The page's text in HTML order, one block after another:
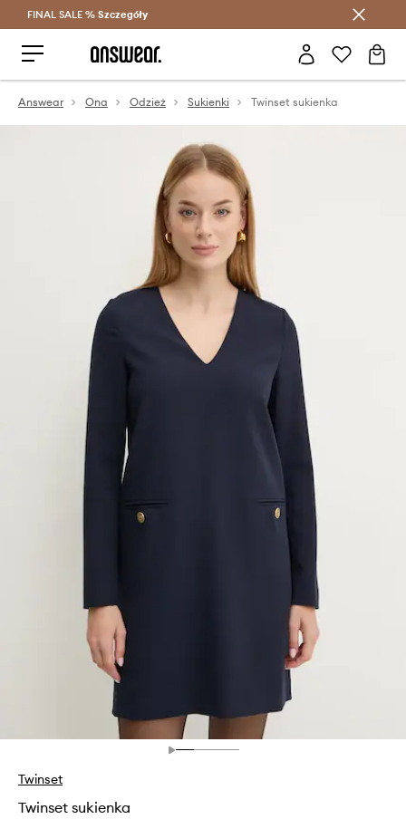
Oszczędzaj z Answear Club >
FINAL SALE % Szczegóły
Answear Ona Odzież Sukienki Twinset sukienka
Twinset
Twinset sukienka